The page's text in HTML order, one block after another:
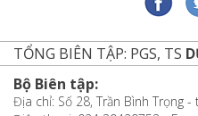
TỔNG BIÊN TẬP: PGS, TS
Bộ Biên tập:
Địa chỉ: Số 28, Trần Bình Trọng